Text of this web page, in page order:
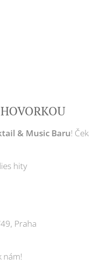
🎶
& Music Baru!
hity
Praha
nám!